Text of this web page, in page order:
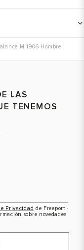
M 1906 Hombre
LAS
TENEMOS
Privacidad de Freeport -
sobre novedades